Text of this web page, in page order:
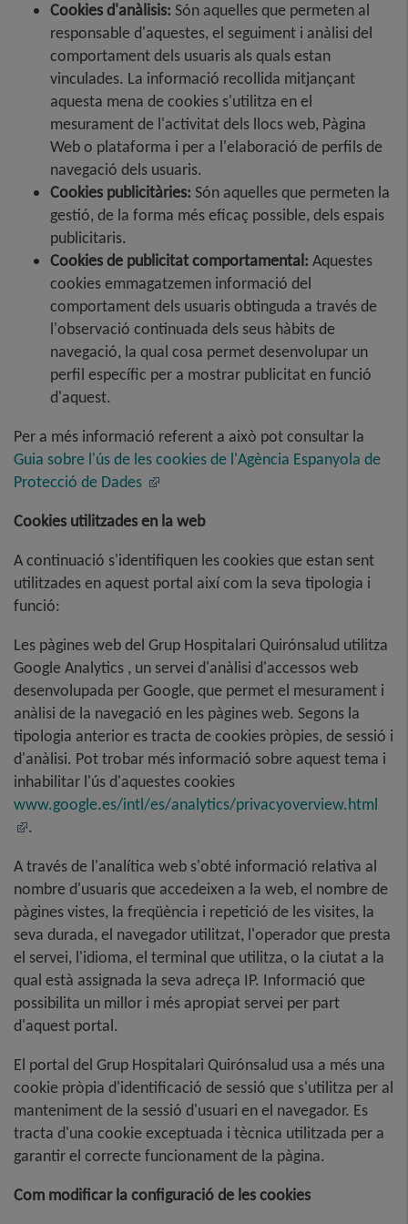
Cookies d'anàlisis: Són aquelles que permeten al
responsable d'aquestes, el seguiment i anàlisi del
comportament dels usuaris als quals estan
vinculades. La informació recollida mitjançant
aquesta mena de cookies s'utilitza en el
mesurament de l'activitat dels llocs web, Pàgina
Web o plataforma i per a l'elaboració de perfils de
navegació dels usuaris.
Cookies publicitàries: Són aquelles que permeten la
gestió, de la forma més eficaç possible, dels espais
publicitaris.
Cookies de publicitat comportamental: Aquestes
cookies emmagatzemen informació del
comportament dels usuaris obtinguda a través de
l'observació continuada dels seus hàbits de
navegació, la qual cosa permet desenvolupar un
perfil específic per a mostrar publicitat en funció
d'aquest.
Per a més informació referent a això pot consultar la
Guia sobre l'ús de les cookies de l'Agència Espanyola de
Protecció de Dades
Cookies utilitzades en la web
A continuació s'identifiquen les cookies que estan sent
utilitzades en aquest portal així com la seva tipologia i
funció:
Les pàgines web del Grup Hospitalari Quirónsalud utilitza
Google Analytics , un servei d'anàlisi d'accessos web
desenvolupada per Google, que permet el mesurament i
anàlisi de la navegació en les pàgines web. Segons la
tipologia anterior es tracta de cookies pròpies, de sessió i
d'anàlisi. Pot trobar més informació sobre aquest tema i
inhabilitar l'ús d'aquestes cookies
www.google.es/intl/es/analytics/privacyoverview.html
.
A través de l'analítica web s'obté informació relativa al
nombre d'usuaris que accedeixen a la web, el nombre de
pàgines vistes, la freqüència i repetició de les visites, la
seva durada, el navegador utilitzat, l'operador que presta
el servei, l'idioma, el terminal que utilitza, o la ciutat a la
qual està assignada la seva adreça IP. Informació que
possibilita un millor i més apropiat servei per part
d'aquest portal.
El portal del Grup Hospitalari Quirónsalud usa a més una
cookie pròpia d'identificació de sessió que s'utilitza per al
manteniment de la sessió d'usuari en el navegador. Es
tracta d'una cookie exceptuada i tècnica utilitzada per a
garantir el correcte funcionament de la pàgina.
Com modificar la configuració de les cookies